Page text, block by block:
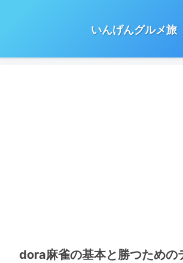
いんげんグルメ旅
dora麻雀の基本と勝つための